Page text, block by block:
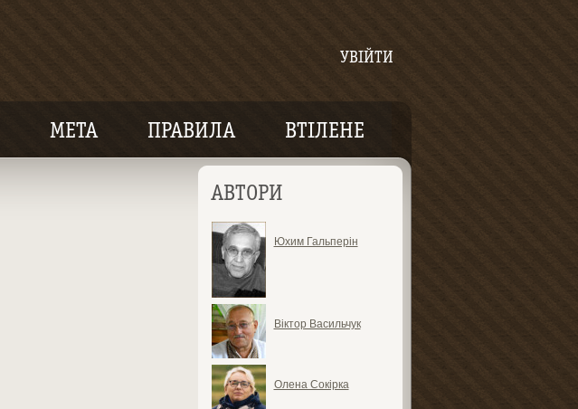
УВІЙТИ
МЕТА ПРАВИЛА ВТІЛЕНЕ
АВТОРИ
Юхим Гальперін
Віктор Васильчук
Олена Сокірка